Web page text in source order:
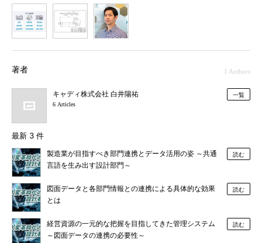
著者 1 Authors
キャディ株式会社 白井陽祐
6 Articles
一覧
最新 3 件
製造業が目指すべき部門連携とデータ活用の姿 ～共通
言語を生み出す設計部門～
読む
図面データと各部門情報との連携による具体的な効果
とは
読む
経営資源の一元的な把握を目指してきた管理システム
～図面データの連携の必要性～
読む